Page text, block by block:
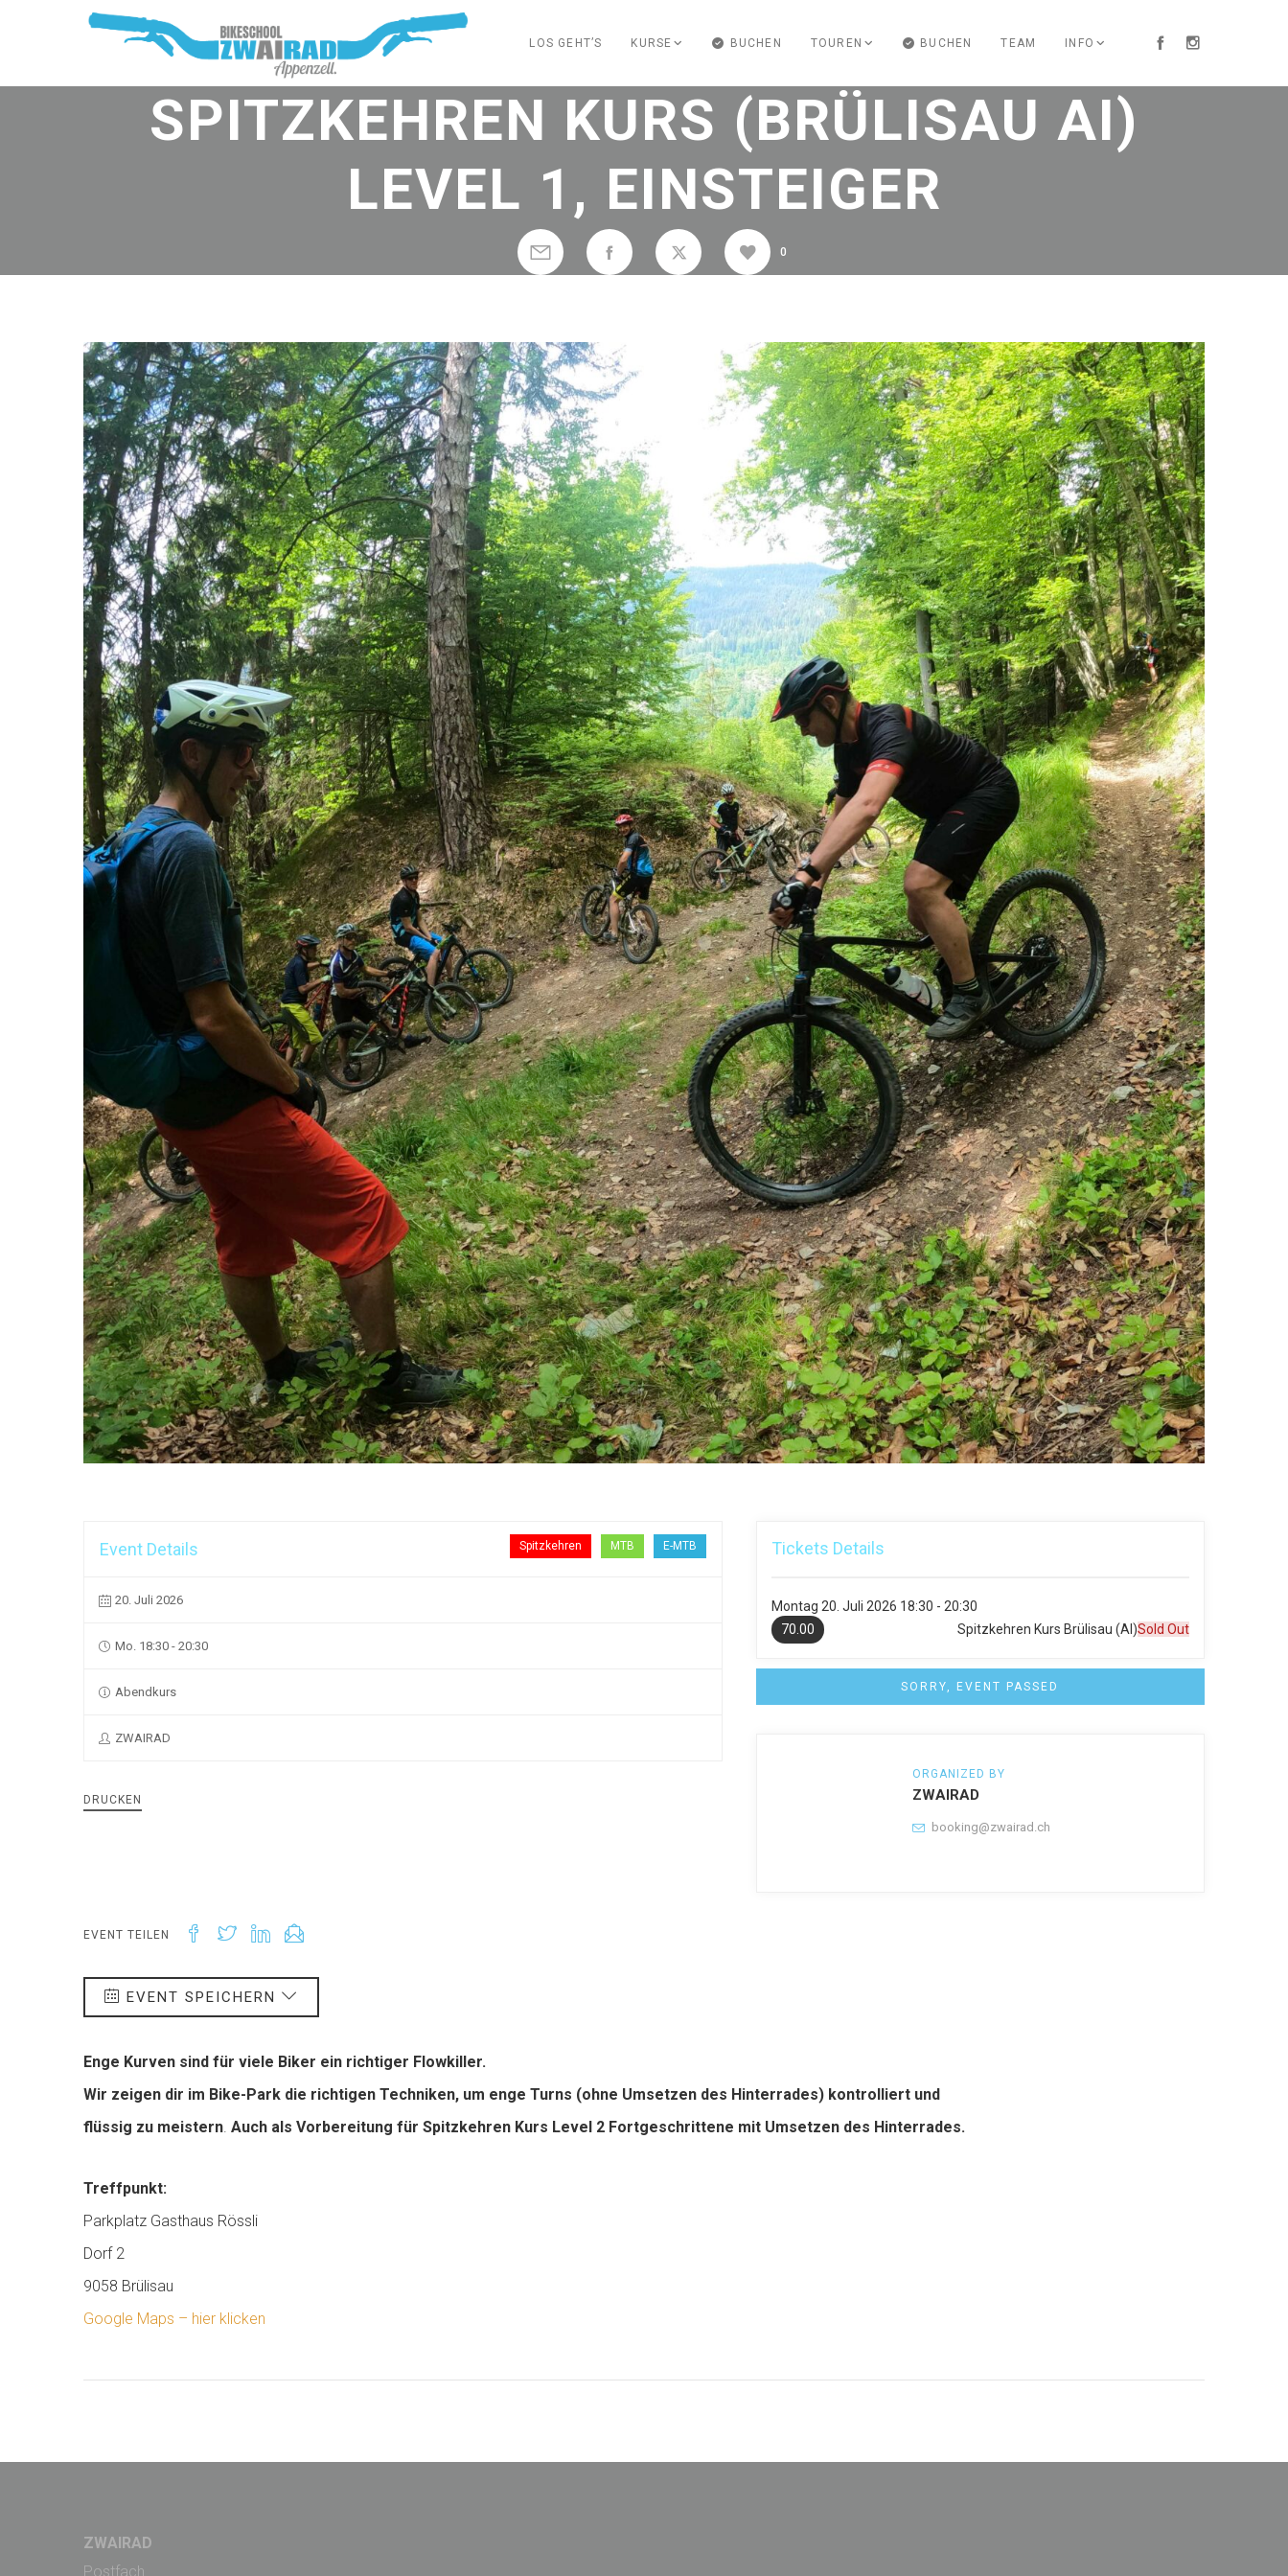
LOS GEHT’S KURSE BUCHEN TOUREN BUCHEN TEAM INFO
SPITZKEHREN KURS (BRÜLISAU AI)
LEVEL 1, EINSTEIGER
0
E-MTB
MTB
Spitzkehren
Event Details
20. Juli 2026
Mo. 18:30 - 20:30
Abendkurs
ZWAIRAD
DRUCKEN
Tickets Details
Montag 20. Juli 2026 18:30 - 20:30
Spitzkehren Kurs Brülisau (AI)Sold Out
70.00
SORRY, EVENT PASSED
ORGANIZED BY
ZWAIRAD
booking@zwairad.ch
EVENT TEILEN
EVENT SPEICHERN
Enge Kurven sind für viele Biker ein richtiger Flowkiller.
Wir zeigen dir im Bike-Park die richtigen Techniken, um enge Turns (ohne Umsetzen des Hinterrades) kontrolliert und
flüssig zu meistern. Auch als Vorbereitung für Spitzkehren Kurs Level 2 Fortgeschrittene mit Umsetzen des Hinterrades.
Treffpunkt:
Parkplatz Gasthaus Rössli
Dorf 2
9058 Brülisau
Google Maps – hier klicken
ZWAIRAD
Postfach